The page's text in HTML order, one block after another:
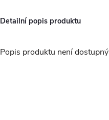
Detailní popis produktu
Popis produktu není dostupný